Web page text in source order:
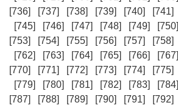
[736]
[737] [738] [739] [740] [741]
[745]
[746] [747] [748] [749] [750]
[753]
[754] [755] [756] [757] [758]
[762]
[763] [764] [765] [766] [767]
[770]
[771] [772] [773] [774] [775]
[779]
[780] [781] [782] [783] [784]
[787]
[788] [789] [790] [791] [792]